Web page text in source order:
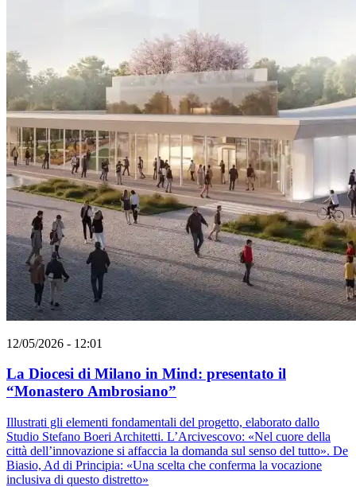
12/05/2026 - 12:01
La Diocesi di Milano in Mind: presentato il
“Monastero Ambrosiano”
Illustrati gli elementi fondamentali del progetto, elaborato dallo
Studio Stefano Boeri Architetti. L’Arcivescovo: «Nel cuore della
città dell’innovazione si affaccia la domanda sul senso del tutto». De
Biasio, Ad di Principia: «Una scelta che conferma la vocazione
inclusiva di questo distretto»